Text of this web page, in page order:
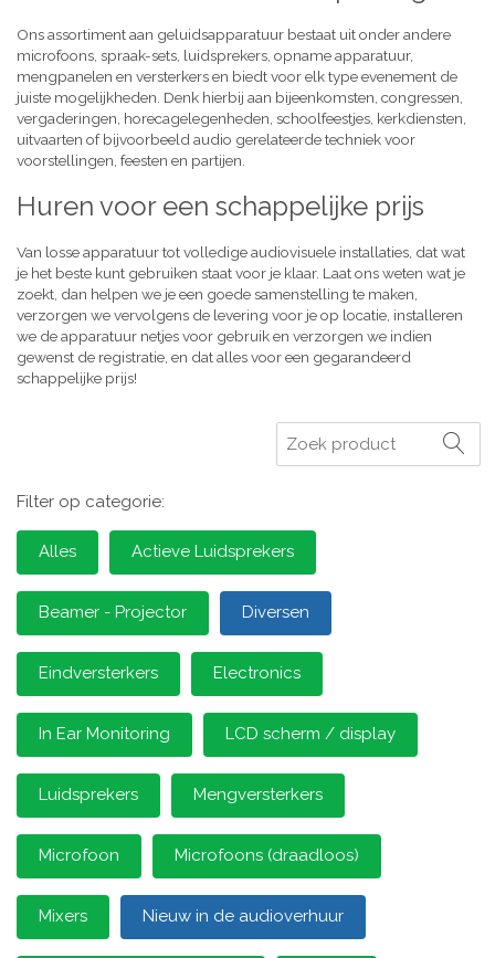
Ons assortiment aan geluidsapparatuur bestaat uit onder andere
microfoons, spraak-sets, luidsprekers, opname apparatuur,
mengpanelen en versterkers en biedt voor elk type evenement de
juiste mogelijkheden. Denk hierbij aan bijeenkomsten, congressen,
vergaderingen, horecagelegenheden, schoolfeestjes, kerkdiensten,
uitvaarten of bijvoorbeeld audio gerelateerde techniek voor
voorstellingen, feesten en partijen.
Huren voor een schappelijke prijs
Van losse apparatuur tot volledige audiovisuele installaties, dat wat
je het beste kunt gebruiken staat voor je klaar. Laat ons weten wat je
zoekt, dan helpen we je een goede samenstelling te maken,
verzorgen we vervolgens de levering voor je op locatie, installeren
we de apparatuur netjes voor gebruik en verzorgen we indien
gewenst de registratie, en dat alles voor een gegarandeerd
schappelijke prijs!
Zoeken
Filter op categorie:
Alles Actieve Luidsprekers
Beamer - Projector Diversen
Eindversterkers Electronics
In Ear Monitoring LCD scherm / display
Luidsprekers Mengversterkers
Microfoon Microfoons (draadloos)
Mixers Nieuw in de audioverhuur